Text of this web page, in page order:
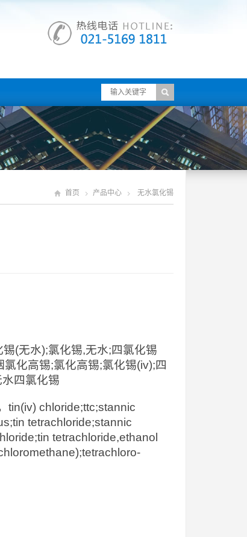
首页 产品中心 无水氯化锡
(无水);氯化锡,无水;四氯化锡
化高锡;氯化高锡;氯化锡(iv);四
四氯化锡
tin(iv) chloride;ttc;stannic
tetrachloride;stannic
tetrachloride,ethanol